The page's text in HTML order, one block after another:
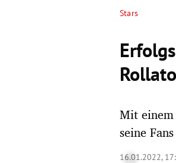
Stars
Mit
seine
16.01.2022,